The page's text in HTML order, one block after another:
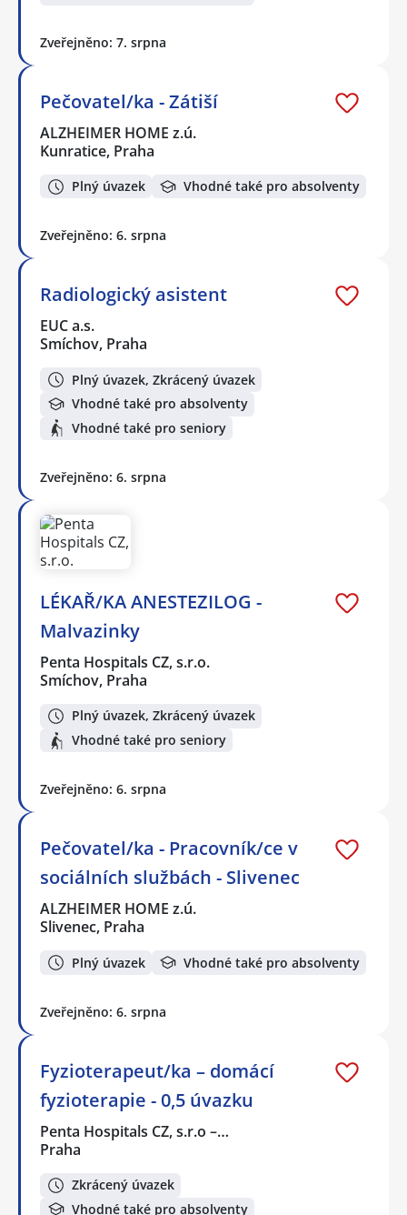
Zveřejněno: 7. srpna
Pečovatel/ka - Zátiší
ALZHEIMER HOME z.ú.
Kunratice, Praha
Plný úvazek Vhodné také pro absolventy
Zveřejněno: 6. srpna
Radiologický asistent
EUC a.s.
Smíchov, Praha
Plný úvazek, Zkrácený úvazek
Vhodné také pro absolventy
Vhodné také pro seniory
Zveřejněno: 6. srpna
LÉKAŘ/KA ANESTEZILOG -
Malvazinky
Penta Hospitals CZ, s.r.o.
Smíchov, Praha
Plný úvazek, Zkrácený úvazek
Vhodné také pro seniory
Zveřejněno: 6. srpna
Pečovatel/ka - Pracovník/ce v
sociálních službách - Slivenec
ALZHEIMER HOME z.ú.
Slivenec, Praha
Plný úvazek Vhodné také pro absolventy
Zveřejněno: 6. srpna
Fyzioterapeut/ka – domácí
fyzioterapie - 0,5 úvazku
Penta Hospitals CZ, s.r.o –…
Praha
Zkrácený úvazek
Vhodné také pro absolventy